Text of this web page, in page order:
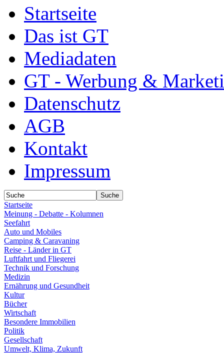
Startseite
Das ist GT
Mediadaten
GT - Werbung &
Datenschutz
AGB
Kontakt
Impressum
Startseite
Meinung - Debatte - Kolumnen
Seefahrt
Auto und Mobiles
Camping & Caravaning
Reise - Länder in GT
Luftfahrt und Fliegerei
Technik und Forschung
Medizin
Ernährung und Gesundheit
Kultur
Bücher
Wirtschaft
Besondere Immobilien
Politik
Gesellschaft
Umwelt, Klima, Zukunft